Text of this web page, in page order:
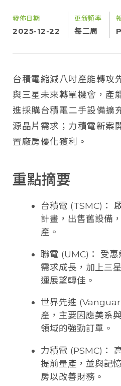
發佈日期
2025-12-22
更新頻率
每二周
台積電縮減八吋產能轉攻
與三星未來轉單機會，產
進採購台積電二手設備擴
源晶片需求；力積電新案
置廠房優化獲利。
重點摘要
台積電 (TSMC)：
計畫，出售舊設備
產。
聯電 (UMC)： 受
需求成長，加上三
運展望轉佳。
世界先進
產，主要因應美系
領域的強勁訂單。
力積電 (PSMC)：
提前量產，並與記
房以改善財務。